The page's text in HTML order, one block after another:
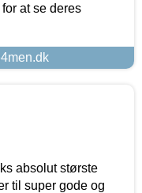
at se deres
absolut største
til super gode og